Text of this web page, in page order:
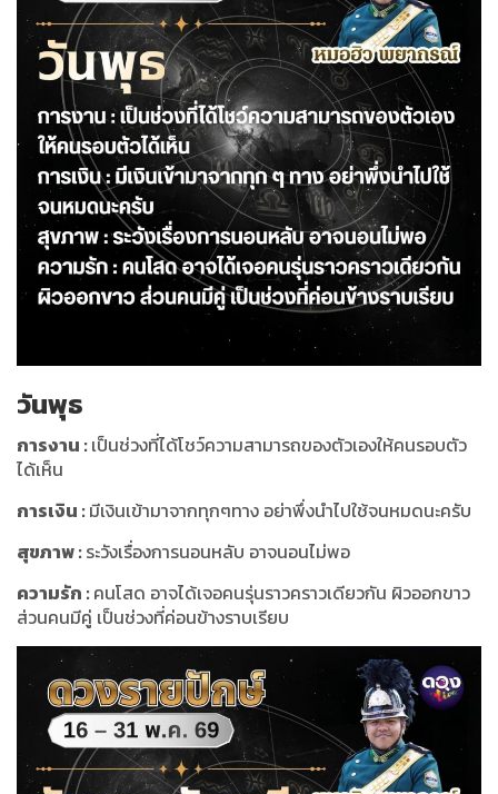
วันพุธ
การงาน :เป็นช่วงที่ได้โชว์ความสามารถของตัวเองให้คนรอบตัว
ได้เห็น
การเงิน :มีเงินเข้ามาจากทุกๆทาง อย่าพึ่งนำไปใช้จนหมดนะครับ
สุขภาพ:ระวังเรื่องการนอนหลับ อาจนอนไม่พอ
ความรัก :คนโสด อาจได้เจอคนรุ่นราวคราวเดียวกัน ผิวออกขาว
ส่วนคนมีคู่ เป็นช่วงที่ค่อนข้างราบเรียบ